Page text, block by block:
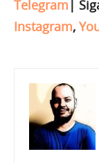
Telegram |
Instagram,